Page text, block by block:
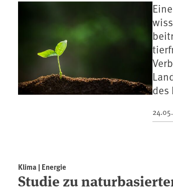
des
Klima | Energie
Studie zu